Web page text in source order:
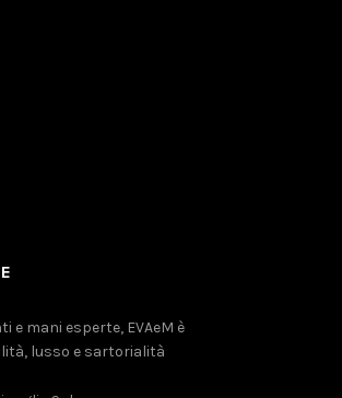
e mani esperte, EVAeM è
lusso e sartorialità